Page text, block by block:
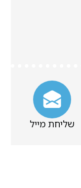
שליחת מייל